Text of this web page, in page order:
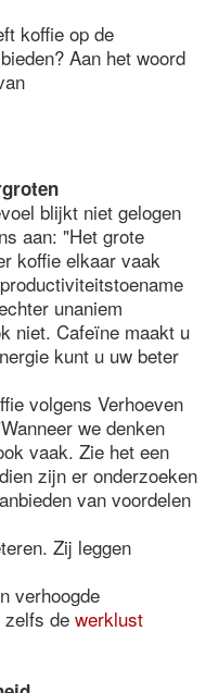
koffie op de
Aan het woord
blijkt niet gelogen
aan: "Het grote
koffie elkaar vaak
unaniem
niet. Cafeïne maakt u
kunt u uw beter
volgens Verhoeven
we denken
vaak. Zie het een
zijn er onderzoeken
van voordelen
Zij leggen
verhoogde
zelfs de werklust